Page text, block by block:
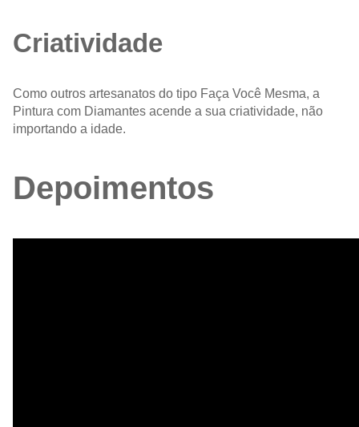
Criatividade
Como outros artesanatos do tipo Faça Você Mesma, a
Pintura com Diamantes acende a sua criatividade, não
importando a idade.
Depoimentos